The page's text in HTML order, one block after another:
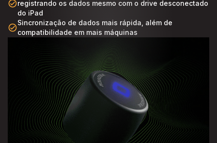
check_circle_outlineregistrando os dados mesmo com o drive desconectado
do iPad
check_circle_outline
Sincronização de dados mais rápida, além de
compatibilidade em mais máquinas​